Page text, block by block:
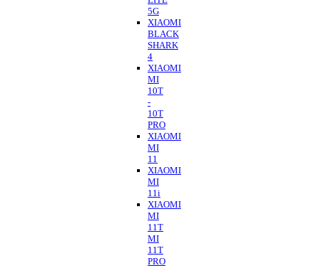
5G
XIAOMI
BLACK
SHARK
4
XIAOMI
MI
10T
-
10T
PRO
XIAOMI
MI
11
XIAOMI
MI
11i
XIAOMI
MI
11T
MI
11T
PRO